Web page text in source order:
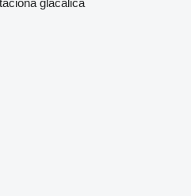
glačalica